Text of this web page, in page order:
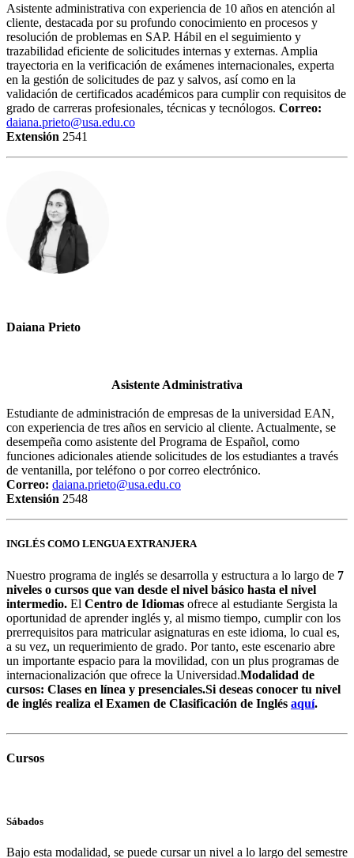
Asistente administrativa con experiencia de 10 años en atención al
cliente, destacada por su profundo conocimiento en procesos y
resolución de problemas en SAP. Hábil en el seguimiento y
trazabilidad eficiente de solicitudes internas y externas. Amplia
trayectoria en la verificación de exámenes internacionales, experta
en la gestión de solicitudes de paz y salvos, así como en la
validación de certificados académicos para cumplir con requisitos de
grado de carreras profesionales, técnicas y tecnólogos. Correo:
daiana.prieto@usa.edu.co
Extensión 2541
Daiana Prieto
Asistente Administrativa
Estudiante de administración de empresas de la universidad EAN,
con experiencia de tres años en servicio al cliente. Actualmente, se
desempeña como asistente del Programa de Español, como
funciones adicionales atiende solicitudes de los estudiantes a través
de ventanilla, por teléfono o por correo electrónico.
Correo: daiana.prieto@usa.edu.co
Extensión 2548
INGLÉS COMO LENGUA EXTRANJERA
Nuestro programa de inglés se desarrolla y estructura a lo largo de 7
niveles o cursos que van desde el nivel básico hasta el nivel
intermedio. El Centro de Idiomas ofrece al estudiante Sergista la
oportunidad de aprender inglés y, al mismo tiempo, cumplir con los
prerrequisitos para matricular asignaturas en este idioma, lo cual es,
a su vez, un requerimiento de grado. Por tanto, este escenario abre
un importante espacio para la movilidad, con un plus programas de
internacionalización que ofrece la Universidad.Modalidad de
cursos: Clases en línea y presenciales.Si deseas conocer tu nivel
de inglés realiza el Examen de Clasificación de Inglés aquí.
Cursos
Sábados
Bajo esta modalidad, se puede cursar un nivel a lo largo del semestre